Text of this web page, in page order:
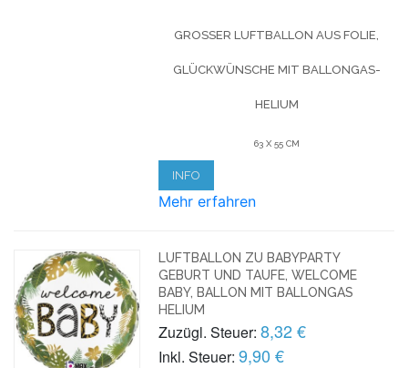
GROSSER LUFTBALLON AUS FOLIE, G
LÜCKWÜNSCHE MIT BALLONGAS-H
ELIUM
63 X 55 CM
INFO
Mehr erfahren
LUFTBALLON ZU BABYPARTY
GEBURT UND TAUFE, WELCOME
BABY, BALLON MIT BALLONGAS
HELIUM
Zuzügl. Steuer: 8,32 €
Inkl. Steuer: 9,90 €